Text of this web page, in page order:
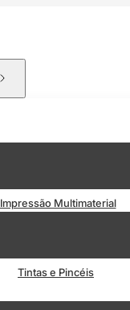
Impressão Multimaterial
Tintas e Pincéis